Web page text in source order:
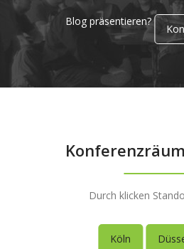
Blog präsentieren?
Durch klicken
Köln